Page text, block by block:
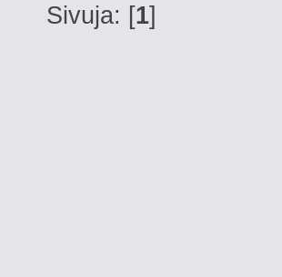
Sivuja: [1]